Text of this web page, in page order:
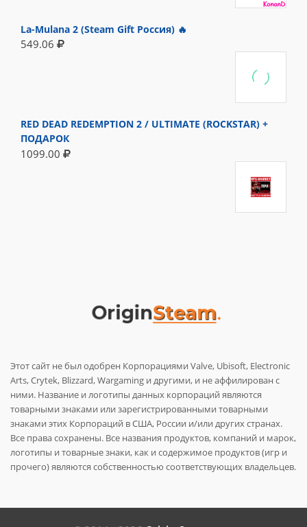
La-Mulana 2 (Steam Gift Россия) 🔥
549.06
RED DEAD REDEMPTION 2 / ULTIMATE (ROCKSTAR) +
ПОДАРОК
1099.00
Этот сайт не был одобрен Корпорациями Valve, Ubisoft, Electronic
Arts, Crytek, Blizzard, Wargaming и другими, и не аффилирован с
ними. Название и логотипы данных корпораций являются
товарными знаками или зарегистрированными товарными
знаками этих Корпораций в США, России и/или других странах.
Все права сохранены. Все названия продуктов, компаний и марок,
логотипы и товарные знаки, как и содержимое продуктов (игр и
прочего) являются собственностью соответствующих владельцев.